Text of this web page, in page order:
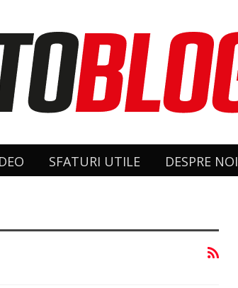
SFATURI UTILE DESPRE NOI